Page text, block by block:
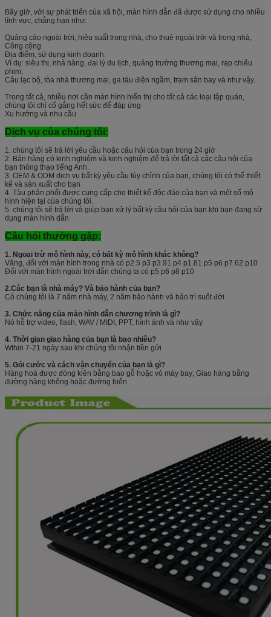
Bây giờ, với sự phát triển của xã hội, màn hình dẫn đã được sử dụng cho nhiều
lĩnh vực, chẳng hạn như:
Quảng cáo ngoài trời, hiệu suất trong nhà, cho thuê ngoài trời và trong nhà,
Công cộng
Địa điểm, sử dụng kinh doanh.
Ví dụ: siêu thị, nhà hàng, đại lý du lịch, quảng trường thương mại, rạp chiếu
phim,
Câu lạc bộ, tòa nhà thương mại, ga tàu điện ngầm, trạm sân bay và như vậy.
Trong tất cả, nhiều nơi cần màn hình hiển thị cho tất cả các loại tập quán,
chúng tôi chỉ cố gắng hết sức để đáp ứng
Xu hướng và nhu cầu
Dịch vụ của chúng tôi:
1. chúng tôi sẽ trả lời yêu cầu hoặc câu hỏi của bạn trong 24 giờ
2. Bán hàng có kinh nghiệm và kinh nghiệm để trả lời tất cả các câu hỏi của
bạn thông thạo tiếng Anh.
3. OEM & ODM dịch vụ bất kỳ yêu cầu tùy chỉnh của bạn, chúng tôi có thể thiết
kế và sản xuất cho bạn
4. Tàu phân phối được cung cấp cho thiết kế độc đáo của bạn và một số mô
hình hiện tại của chúng tôi.
5. chúng tôi sẽ trả lời và giúp bạn xử lý bất kỳ câu hỏi của bạn khi bạn đang sử
dụng màn hình dẫn
Câu hỏi thường gặp:
1. Ngoại trừ mô hình này, có bất kỳ mô hình khác không?
Vâng, đối với màn hình trong nhà có p2.5 p3 p3.91 p4 p1.81 p5 p6 p7.62 p10
Đối với màn hình ngoài trời dẫn chúng ta có p5 p6 p8 p10
2.Các bạn là nhà máy? Và bảo hành của bạn?
Có chúng tôi là 7 năm nhà máy, 2 năm bảo hành và bảo trì suốt đời
3. Chức năng của màn hình dẫn chương trình là gì?
Nó hỗ trợ video, flash, WAV / MIDI, PPT, hình ảnh và như vậy
4. Thời gian giao hàng của bạn là bao nhiêu?
Wthin 7-21 ngày sau khi chúng tôi nhận tiền gửi
5. Gói cước và cách vận chuyển của bạn là gì?
Hàng hoá được đóng kiện bằng bao gỗ hoặc vỏ máy bay; Giao hàng bằng
đường hàng không hoặc đường biển